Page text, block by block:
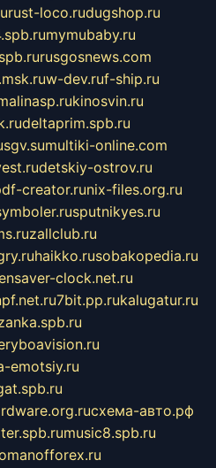
rust-loco.rudugshop.ru
mymubaby.ru
rusgosnews.com
w-dev.ruf-ship.ru
kinosvin.ru
deltaprim.spb.ru
sgv.sumultiki-online.com
detskiy-ostrov.ru
creator.runix-files.org.ru
sputnikyes.ru
zallclub.ru
haikko.rusobakopedia.ru
clock.net.ru
7bit.pp.rukalugatur.ru
emotsiy.ru
схема-авто.рф
music8.spb.ru